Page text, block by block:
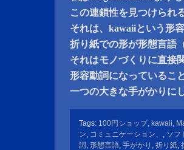
この連鎖性を見つけられ
それは、kawaiiという形
折り紙での形が形態言語
それはモノづくりに直接
形容動詞になっているこ
一つの大きな手がかりに
Tags: 100円ショップ, kawaii,
ン, コミュニケーション、 , ソフ
詞, 形態言語, 手がかり , 折り紙,